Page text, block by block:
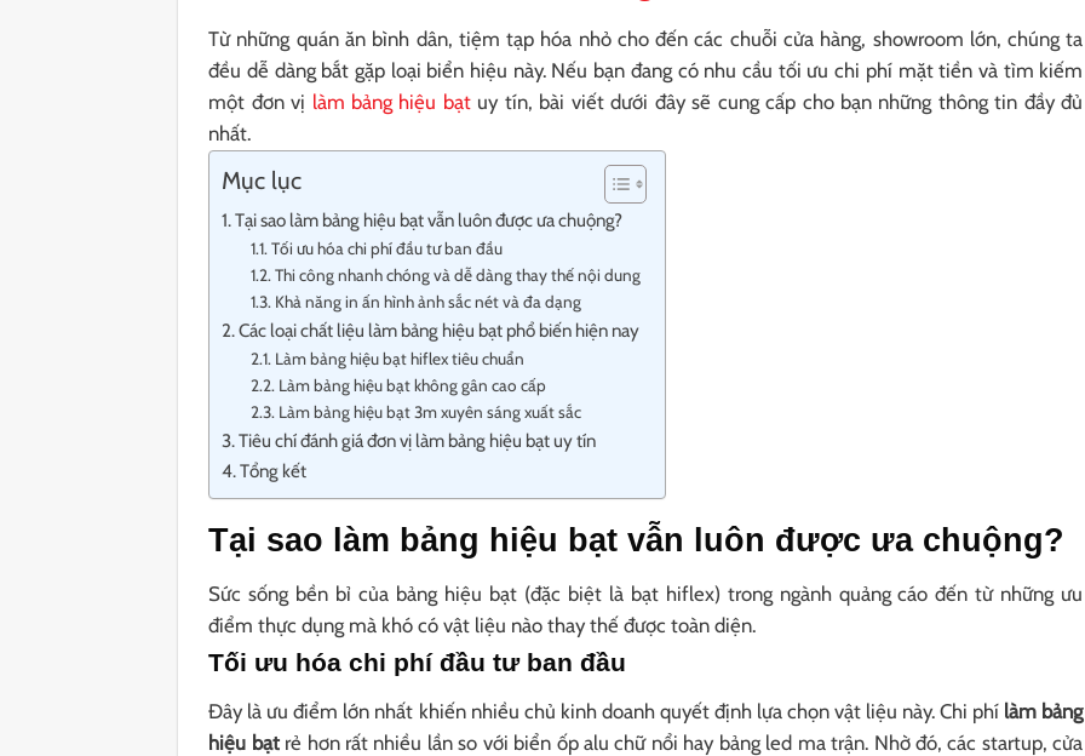
Từ những quán ăn bình dân, tiệm tạp hóa nhỏ cho đến các chuỗi cửa hàng, showroom lớn, chúng ta
đều dễ dàng bắt gặp loại biển hiệu này. Nếu bạn đang có nhu cầu tối ưu chi phí mặt tiền và tìm kiếm
một đơn vị làm bảng hiệu bạtuy tín, bài viết dưới đây sẽ cung cấp cho bạn những thông tin đầy đủ
nhất.
Mục lục
Tại sao làm bảng hiệu bạt vẫn luôn được ưa chuộng?
Tối ưu hóa chi phí đầu tư ban đầu
Thi công nhanh chóng và dễ dàng thay thế nội dung
Khả năng in ấn hình ảnh sắc nét và đa dạng
Các loại chất liệu làm bảng hiệu bạt phổ biến hiện nay
Làm bảng hiệu bạt hiflex tiêu chuẩn
Làm bảng hiệu bạt không gân cao cấp
Làm bảng hiệu bạt 3m xuyên sáng xuất sắc
Tiêu chí đánh giá đơn vị làm bảng hiệu bạt uy tín
Tổng kết
Tại sao làm bảng hiệu bạt vẫn luôn được ưa chuộng?
Sức sống bền bỉ của bảng hiệu bạt (đặc biệt là bạt hiflex) trong ngành quảng cáo đến từ những ưu
điểm thực dụng mà khó có vật liệu nào thay thế được toàn diện.
Tối ưu hóa chi phí đầu tư ban đầu
Đây là ưu điểm lớn nhất khiến nhiều chủ kinh doanh quyết định lựa chọn vật liệu này. Chi phí làm bảng
hiệu bạtrẻ hơn rất nhiều lần so với biển ốp alu chữ nổi hay bảng led ma trận. Nhờ đó, các startup, cửa